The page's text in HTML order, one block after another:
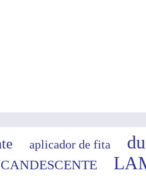
aplicador de fita